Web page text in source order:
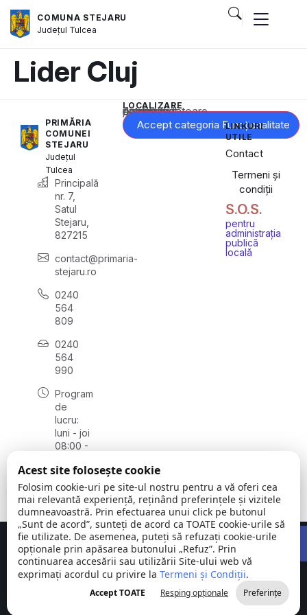
COMUNA STEJARU
Județul Tulcea
Lider Cluj
PRIMĂRIA
COMUNEI
STEJARU
Județul
Tulcea
Principală
nr. 7,
Satul
Stejaru,
827215
contact@primaria-
stejaru.ro
0240
564
809
0240
564
990
Program
de
lucru:
luni - joi
08:00 -
vineri
08:00 -
14:00
LOCALIZARE
Acest conținut este blocat până când acceptați categoria corespunzătoare de cookie-uri.
Accept categoria Funcționalitate
LINKURI
UTILE
Contact
Termeni și
condiții
S.O.S.
pentru
administrația
publică
locală
Comuna
Stejaru |
județul Tulcea
©
2026
Toate
drepturile
rezervate
Concept realizat deBig Media Relații Publice SRL
Acest site folosește cookie
Folosim cookie-uri pe site-ul nostru pentru a vă oferi cea
mai relevantă experiență, reținând preferințele și vizitele
dumneavoastră. Prin efectuarea unui click pe butonul
„Sunt de acord”, sunteți de acord ca TOATE cookie-urile să
fie utilizate. De asemenea, puteți să refuzați cookie-urile
opționale prin apăsarea butonului „Refuz”. Prin
continuarea accesării sau utilizării Site-ului web vă
exprimați acordul cu privire la Termeni și Condiții.
Accept TOATE Resping opționale Preferințe